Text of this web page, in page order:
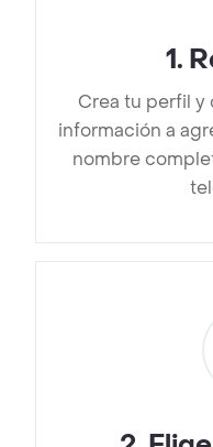
1.
Crea tu perfil y
información a
nombre